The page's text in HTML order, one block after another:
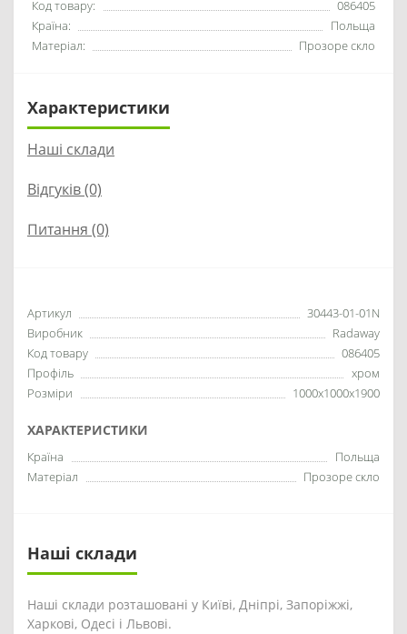
Код товару:
086405
Країна:
Польща
Матеріал:
Прозоре скло
Характеристики
Наші склади
Відгуків (0)
Питання (0)
Артикул
30443-01-01N
Виробник
Radaway
Код товару
086405
Профіль
хром
Розміри
1000x1000x1900
ХАРАКТЕРИСТИКИ
Країна
Польща
Матеріал
Прозоре скло
Наші склади
Наші склади розташовані у Київі, Дніпрі, Запоріжжі,
Харкові, Одесі і Львові.